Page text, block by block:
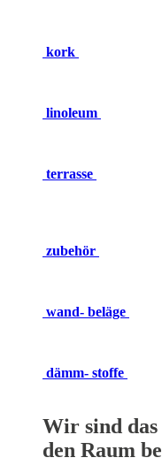
kork
linoleum
terrasse
zubehör
wand- beläge
dämm- stoffe
Wir sind das
den Raum